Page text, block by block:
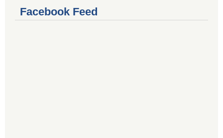
Facebook Feed